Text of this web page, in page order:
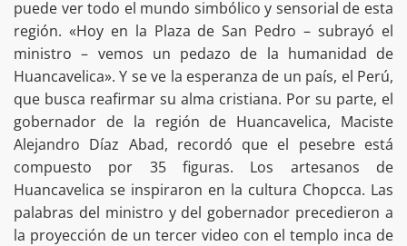
puede ver todo el mundo simbólico y sensorial de esta
región. «Hoy en la Plaza de San Pedro – subrayó el
ministro – vemos un pedazo de la humanidad de
Huancavelica». Y se ve la esperanza de un país, el Perú,
que busca reafirmar su alma cristiana. Por su parte, el
gobernador de la región de Huancavelica, Maciste
Alejandro Díaz Abad, recordó que el pesebre está
compuesto por 35 figuras. Los artesanos de
Huancavelica se inspiraron en la cultura Chopcca. Las
palabras del ministro y del gobernador precedieron a
la proyección de un tercer video con el templo inca de